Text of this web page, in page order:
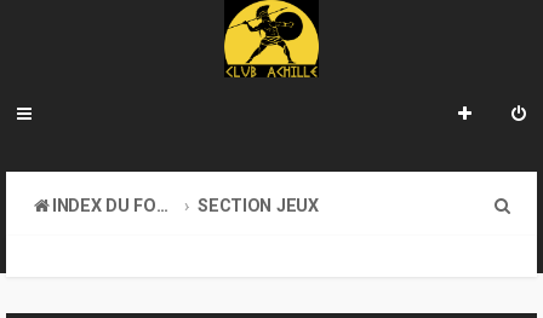
INDEX DU FORUM
SECTION JEUX